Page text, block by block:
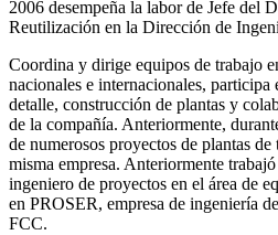
2006 desempeña la labor de Jefe del
Reutilización en la Dirección de
Coordina y dirige equipos de trabajo
nacionales e internacionales, participa
detalle, construcción de plantas y
de la compañía. Anteriormente,
de numerosos proyectos de plantas de
misma empresa. Anteriormente
ingeniero de proyectos en el área de
en PROSER, empresa de ingeniería
FCC.